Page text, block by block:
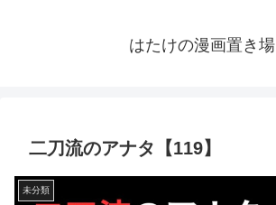
はたけの漫画置き場
二刀流のアナタ【119】
未分類